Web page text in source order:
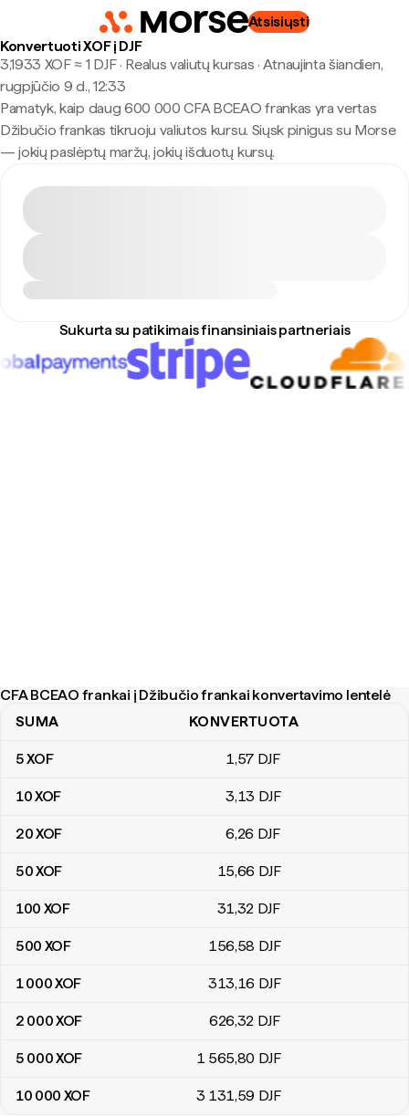
Atsisiųsti
Konvertuoti XOF į DJF
3,1933 XOF ≈ 1 DJF · Realus valiutų kursas · Atnaujinta šiandien,
rugpjūčio 9 d., 12:33
Pamatyk, kaip daug 600 000 CFA BCEAO frankas yra vertas
Džibučio frankas tikruoju valiutos kursu. Siųsk pinigus su Morse
— jokių paslėptų maržų, jokių išduotų kursų.
Sukurta su patikimais finansiniais partneriais
CFA BCEAO frankai į Džibučio frankai konvertavimo lentelė
CFA BCEAO frankai į Džibučio frankai konvertavimo lentelė
SUMA KONVERTUOTA
5XOF 1,57 DJF
10XOF 3,13 DJF
20XOF 6,26 DJF
50XOF 15,66 DJF
100 XOF 31,32 DJF
500 XOF 156,58 DJF
1 000XOF 313,16 DJF
2 000XOF 626,32 DJF
5 000XOF 1 565,80 DJF
10 000 XOF 3 131,59 DJF